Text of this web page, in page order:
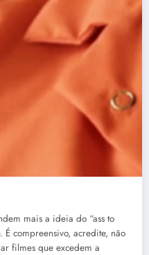
mais a ideia do “ass to
É compreensivo, acredite, não
filmes que excedem a